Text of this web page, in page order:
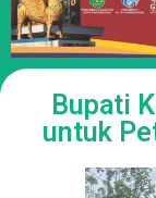
Bupati
untuk